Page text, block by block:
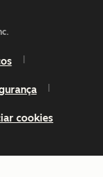
cookies